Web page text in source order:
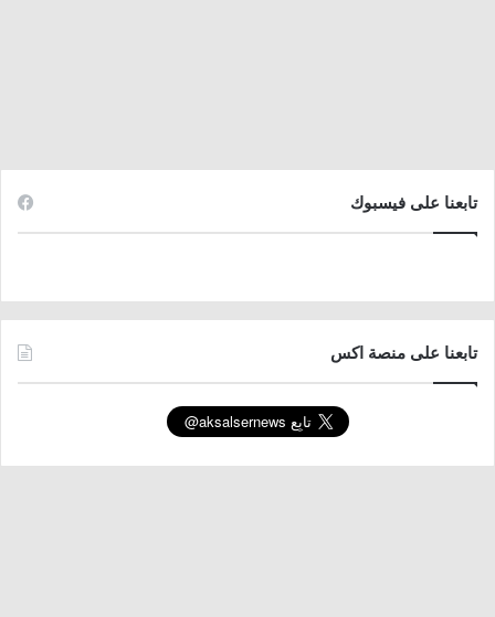
تابعنا على فيسبوك
تابعنا على منصة اكس